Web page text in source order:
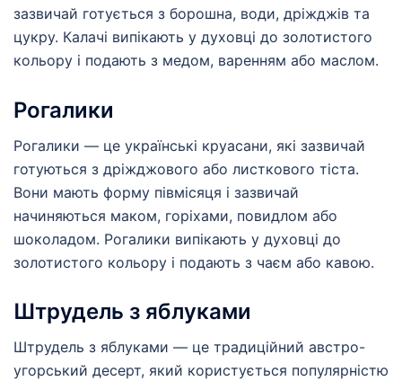
зазвичай готується з борошна, води, дріжджів та
цукру. Калачі випікають у духовці до золотистого
кольору і подають з медом, варенням або маслом.
Рогалики
Рогалики — це українські круасани, які зазвичай
готуються з дріжджового або листкового тіста.
Вони мають форму півмісяця і зазвичай
начиняються маком, горіхами, повидлом або
шоколадом. Рогалики випікають у духовці до
золотистого кольору і подають з чаєм або кавою.
Штрудель з яблуками
Штрудель з яблуками — це традиційний австро-
угорський десерт, який користується популярністю